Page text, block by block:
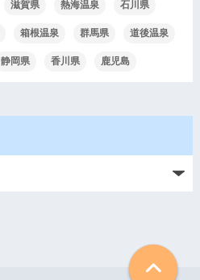
滋賀県 熱海温泉 石川県
箱根温泉 群馬県 道後温泉
静岡県 香川県 鹿児島